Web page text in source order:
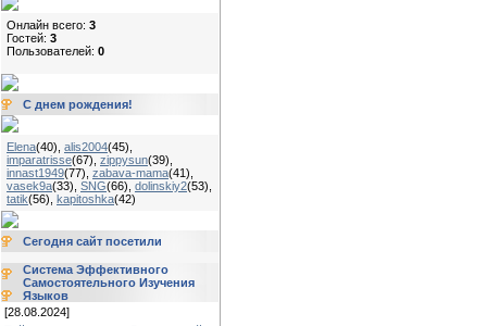
Онлайн всего: 3
Гостей: 3
Пользователей: 0
С днем рождения!
Elena(40) alis2004(45)
imparatrisse(67) zippysun(39)
innast1949(77) zabava-mama(41)
vasek9a(33) SNG(66) dolinskiy2(53)
tatik(56) kapitoshka(42)
Сегодня сайт посетили
Система Эффективного
Самостоятельного Изучения
Языков
[28.08.2024]